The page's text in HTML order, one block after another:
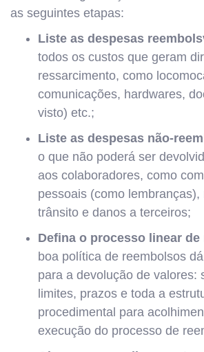
as seguintes etapas:
Liste as despesas
todos os custos que geram
ressarcimento, como
comunicações, hardwares,
visto) etc.;
Liste as despesas não-
o que não poderá ser
aos colaboradores, como
pessoais (como lembranças),
trânsito e danos a terceiros;
Defina o processo linear
boa política de reembolsos
para a devolução de valores:
limites, prazos e toda a
procedimental para
execução do processo de